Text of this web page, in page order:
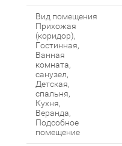
Вид помещения
Прихожая
(коридор),
Гостинная,
Ванная
комната,
санузел,
Детская,
спальня,
Кухня,
Веранда,
Подсобное
помещение